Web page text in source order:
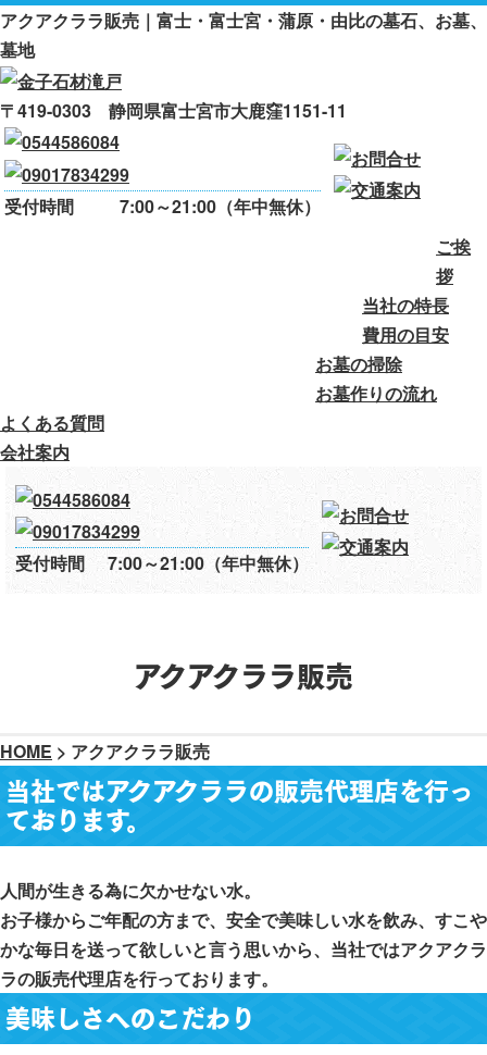
アクアクララ販売｜富士・富士宮・蒲原・由比の墓石、お墓、
墓地
〒419-0303 静岡県富士宮市大鹿窪1151-11
受付時間 7:00～21:00（年中無休）
ご挨
拶
当社の特長
費用の目安
お墓の掃除
お墓作りの流れ
よくある質問
会社案内
受付時間 7:00～21:00（年中無休）
アクアクララ販売
HOME > アクアクララ販売
当社ではアクアクララの販売代理店を行っ
ております。
人間が生きる為に欠かせない水。
お子様からご年配の方まで、安全で美味しい水を飲み、すこや
かな毎日を送って欲しいと言う思いから、当社ではアクアクラ
ラの販売代理店を行っております。
美味しさへのこだわり